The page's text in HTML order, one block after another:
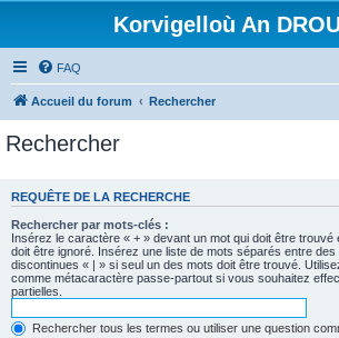
Korvigelloù An
FAQ
Accueil du forum Rechercher
Rechercher
REQUÊTE DE LA RECHERCHE
Rechercher par mots-clés :
Insérez le caractère « + » devant un mot qui doit être trouvé
doit être ignoré. Insérez une liste de mots séparés entre
discontinues « | » si seul un des mots doit être trouvé.
comme métacaractère passe-partout si vous souhaitez
partielles.
Rechercher tous les termes ou utiliser une question